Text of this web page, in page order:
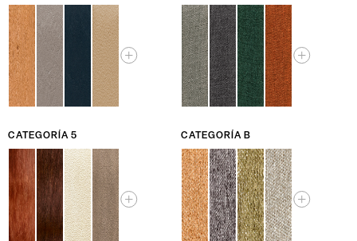
CATEGORÍA 5 CATEGORÍA B